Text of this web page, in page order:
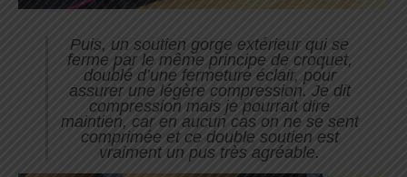
Puis, un soutien gorge extérieur qui se
ferme par le même principe de croquet,
doublé d’une fermeture éclair, pour
assurer une légère compression. Je dit
compression mais je pourrait dire
maintien, car en aucun cas on ne se sent
comprimée et ce double soutien est
vraiment un pus très agréable.